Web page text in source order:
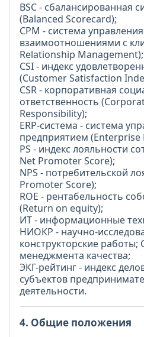
ВЅС - сбалансированная
(Balanced Scorecard);
СРМ - система управления
взаимоотношениями с
Relationship Management);
СЅІ - индекс
(Customer Satisfaction
СЅR - корпоративная
ответственность
Responsibility);
ERP-система - система
предприятием (Enterprise
РЅ - индекс лояльности
Net Promoter Score);
NPS - потребительской
Promoter Score);
ROE - рентабельность
(Return on equity);
ИТ - информационные
НИОКР - научно-
конструкторские работы;
менеджмента качества;
ЭКГ-рейтинг - индекс
субъектов
деятельности.
4. Общие положения